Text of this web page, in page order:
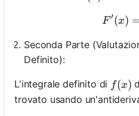
F ′(x)
Seconda Parte
Definito):
L'integrale definito di f(x)
f(x)
trovato usando